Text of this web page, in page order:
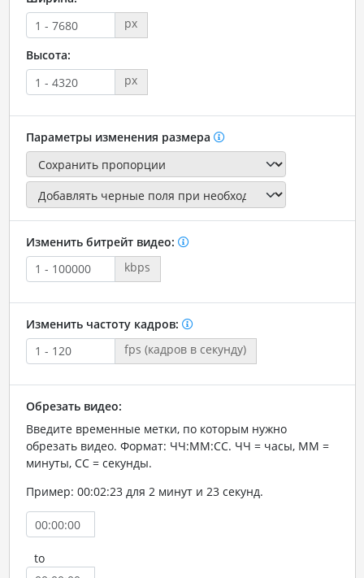
px
Высота:
px
Параметры изменения размера
Изменить битрейт видео:
kbps
Изменить частоту кадров:
fps (кадров в секунду)
Обрезать видео:
Введите временные метки, по которым нужно
обрезать видео. Формат: ЧЧ:ММ:СС. ЧЧ = часы, ММ =
минуты, СС = секунды.
Пример: 00:02:23 для 2 минут и 23 секунд.
to